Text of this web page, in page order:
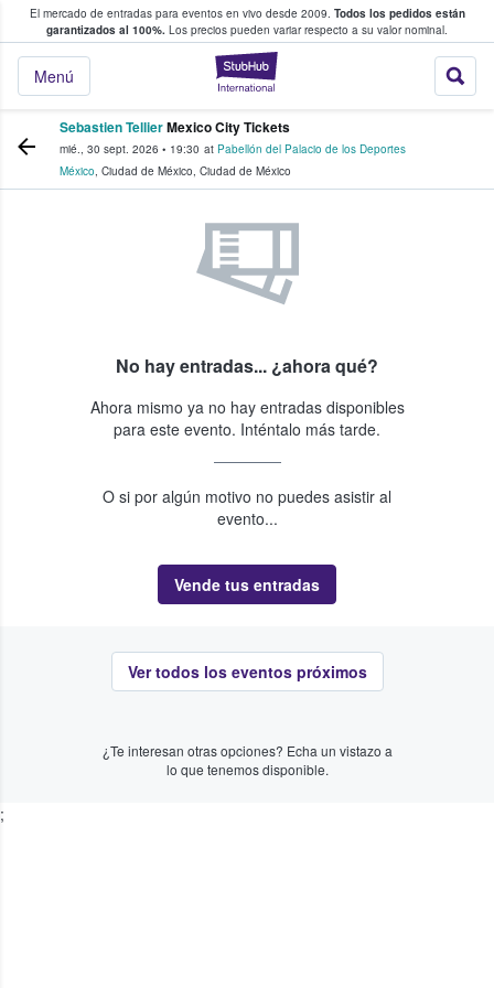
El mercado de entradas para eventos en vivo desde 2009. Todos los pedidos están
garantizados al 100%. Los precios pueden variar respecto a su valor nominal.
StubHub:
Menú
y venta de entradas entre fans
Sebastien TellierMexico City Tickets
mié., 30 sept. 2026 • 19:30 at Pabellón del Palacio de los Deportes
México, Ciudad de México, Ciudad de México
No hay entradas... ¿ahora qué?
Ahora mismo ya no hay entradas disponibles
para este evento. Inténtalo más tarde.
O si por algún motivo no puedes asistir al
evento...
Vende tus entradas
Ver todos los eventos próximos
¿Te interesan otras opciones? Echa un vistazo a
lo que tenemos disponible.
;